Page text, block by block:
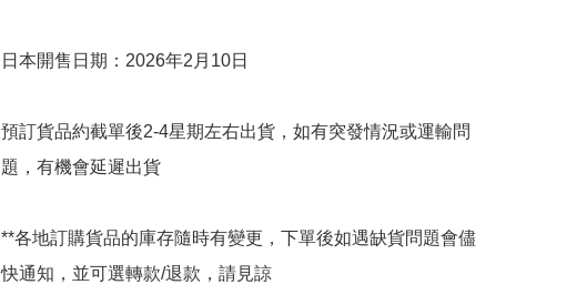
日本開售日期：2026年2月10日
預訂貨品約截單後2-4星期左右出貨，如有突發情況或運輸問
題，有機會延遲出貨
**各地訂購貨品的庫存隨時有變更，下單後如遇缺貨問題會儘
快通知，並可選轉款/退款，請見諒